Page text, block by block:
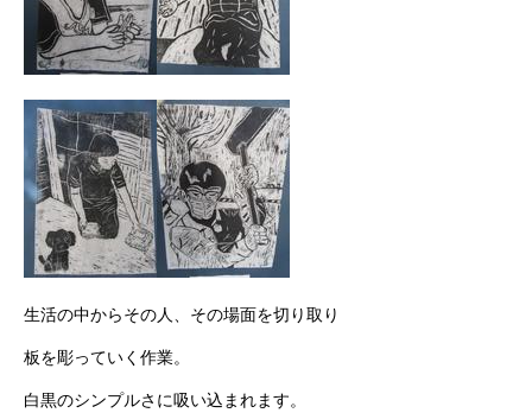
生活の中からその人、その場面を切り取り
板を彫っていく作業。
白黒のシンプルさに吸い込まれます。